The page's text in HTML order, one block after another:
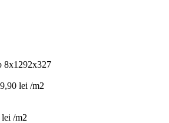
8x1292x327
lei /m2
lei /m2